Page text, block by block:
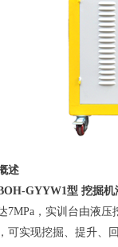
述
-GYYW1型 挖掘
7MPa，实训台由液
可实现挖掘、提升、